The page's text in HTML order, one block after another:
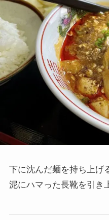
下に沈んだ麺を持ち上げ
泥にハマった長靴を引き